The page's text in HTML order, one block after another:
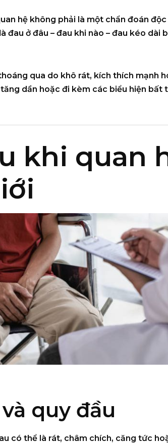
hệ không phải là một chẩn đoán độc
đau ở đâu – đau khi nào – đau kéo dài
qua do khô rát, kích thích mạnh
dần hoặc đi kèm các biểu hiện bất
khi quan
quy đầu
có thể là rát, châm chích, căng tức